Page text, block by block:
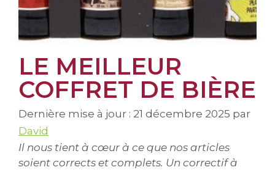
LE MEILLEUR
COFFRET DE BIÈRE
Dernière mise à jour : 21 décembre 2025 par
David
Il nous tient à cœur à ce que nos articles
soient corrects et complets. Un correctif à